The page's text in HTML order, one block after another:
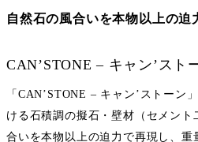
自然石の風合いを本物以上の迫
CAN’STONE – キャン’スト
「CAN’STONE – キャン’ストーン
ける石積調の擬石・壁材（セメン
合いを本物以上の迫力で再現し、重